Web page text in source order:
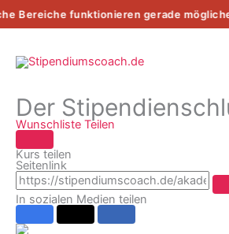
Bereiche funktionieren gerade
Inhalt
springen
Der
Wunschliste Teilen
Kurs teilen
Seitenlink
In sozialen Medien teilen